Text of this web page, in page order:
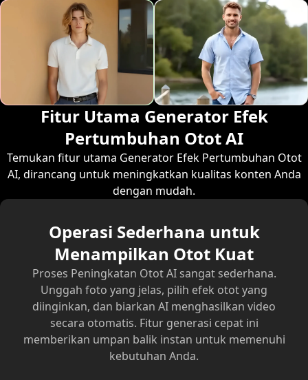
Fitur Utama Generator Efek
Pertumbuhan Otot AI
Temukan fitur utama Generator Efek Pertumbuhan Otot
AI, dirancang untuk meningkatkan kualitas konten Anda
dengan mudah.
Operasi Sederhana untuk
Menampilkan Otot Kuat
Proses Peningkatan Otot AI sangat sederhana.
Unggah foto yang jelas, pilih efek otot yang
diinginkan, dan biarkan AI menghasilkan video
secara otomatis. Fitur generasi cepat ini
memberikan umpan balik instan untuk memenuhi
kebutuhan Anda.